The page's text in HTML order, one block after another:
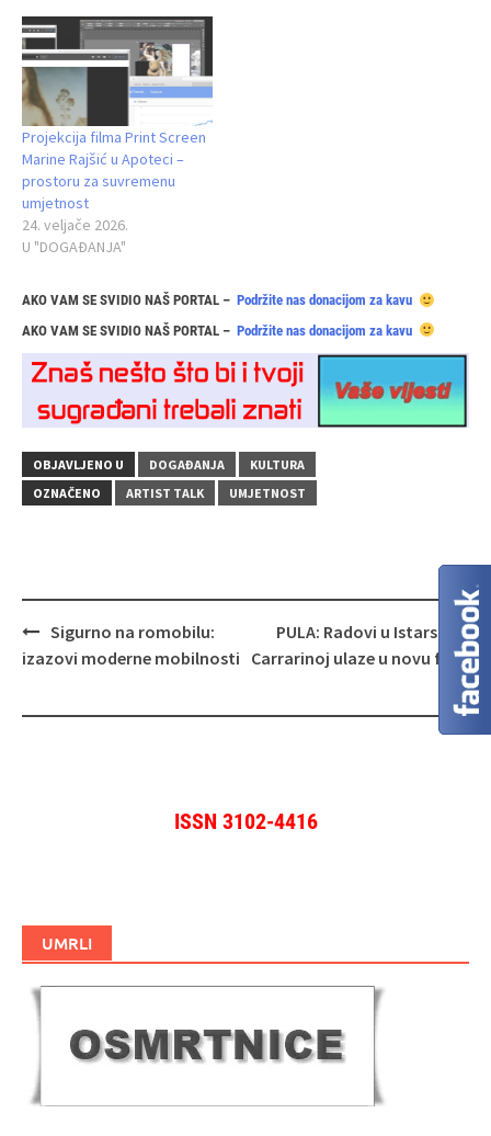
Projekcija filma Print Screen
Marine Rajšić u Apoteci –
prostoru za suvremenu
umjetnost
24. veljače 2026.
U "DOGAĐANJA"
AKO VAM SE SVIDIO NAŠ PORTAL – Podržite nas donacijom za kavu
AKO VAM SE SVIDIO NAŠ PORTAL – Podržite nas donacijom za kavu
OBJAVLJENO U DOGAĐANJA
KULTURA
OZNAČENO
ARTIST TALK UMJETNOST
Navigacija
objava
Sigurno na romobilu:
izazovi moderne mobilnosti
PULA: Radovi u Istarskoj i
Carrarinoj ulaze u novu fazu
ISSN 3102-4416
UMRLI